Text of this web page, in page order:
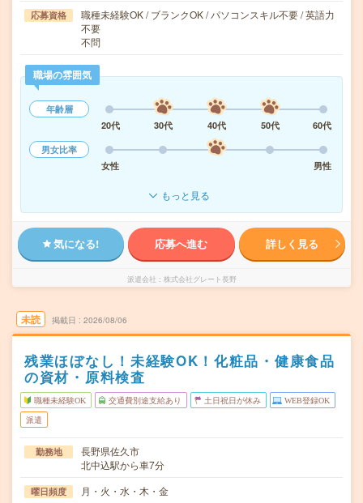
応募資格
職種未経験OK / ブランクOK / パソコンスキル不要 / 英語力
不要
不問
職場の雰囲気
年齢層
20代
30代 40代 50代
60代
男女比率
女性
男性
もっと見る
気になる! 応募へ進む 詳しく見る
派遣会社 株式会社グレート長野
未読 掲載日 2026/08/06
残業ほぼなし！未経験OK！化粧品・健康食品
の資材・原料検査
職種未経験OK 交通費別途支給あり 土日祝日が休み WEB登録OK
派遣
勤務地
長野県佐久市
北中込駅から車7分
曜日頻度 月・火・水・木・金